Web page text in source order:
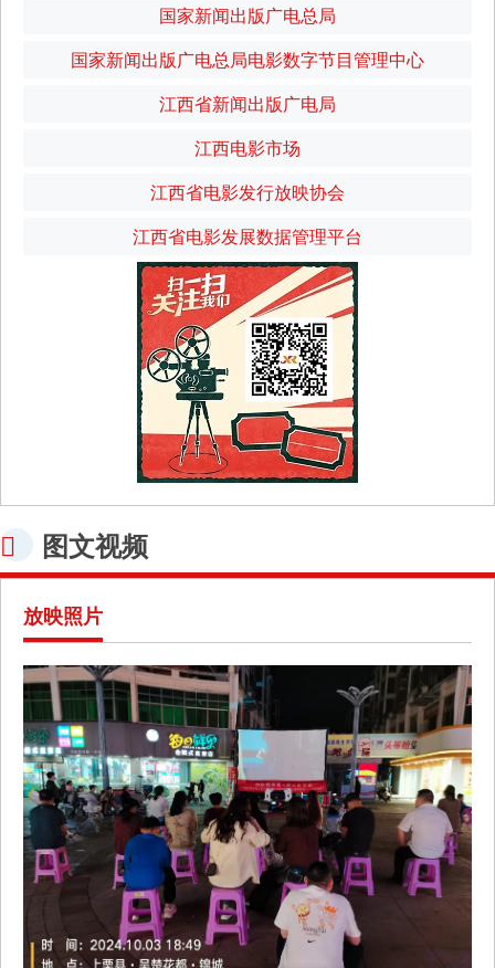
国家新闻出版广电总局
国家新闻出版广电总局电影数字节目管理中心
江西省新闻出版广电局
江西电影市场
江西省电影发行放映协会
江西省电影发展数据管理平台
图文视频
放映照片